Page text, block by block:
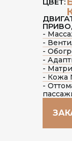
-
-
-
-
-
- Кожа
-